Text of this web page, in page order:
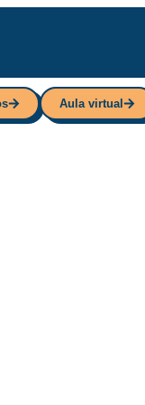
Aula virtual